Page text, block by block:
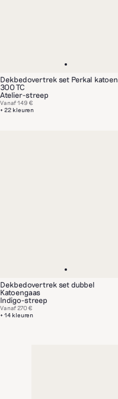
Dekbedovertrek set Perkal katoen
300 TC
Atelier-streep
+ 22 kleuren
Vanaf149 €
Dekbedovertrek set dubbel
Katoengaas
Indigo-streep
+ 14 kleuren
Vanaf 270 €